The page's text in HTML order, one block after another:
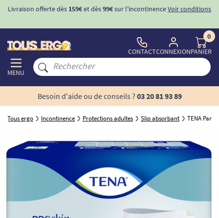
Livraison offerte dès 159€et dès99€sur l'incontinenceVoir conditions
MENU
CONTACTCONNEXION
0
PANIER
Besoin d'aide ou de conseils ? 03 20 81 93 89
Tous ergo Incontinence Protections adultes Slip absorbant TENA